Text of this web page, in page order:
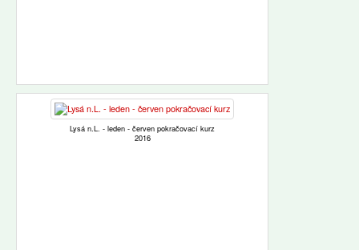
Lysá n.L. - leden - červen pokračovací kurz
2016